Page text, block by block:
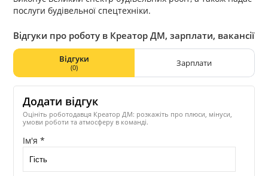
послуги будівельної спецтехніки.
Відгуки про роботу в Креатор ДМ, зарплати, вакансії
Відгуки
(0) Зарплати
Додати відгук
Оцініть роботодавця Креатор ДМ: розкажіть про плюси, мінуси,
умови роботи та атмосферу в команді.
Ім'я *